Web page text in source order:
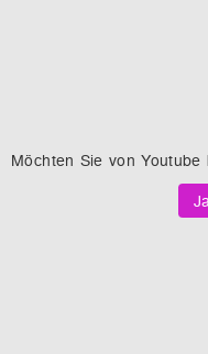
Möchten Sie vonYoutube